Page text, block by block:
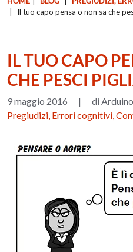
Il tuo capo pensa o non sa che
IL TUO CAPO
CHE PESCI
9 maggio 2016 |
di
Pregiudizi, Errori cognitivi,